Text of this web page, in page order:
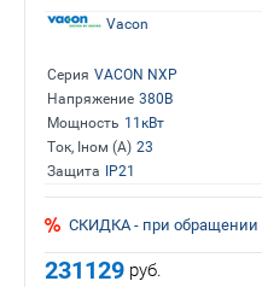
Vacon
Серия VACON NXP
Напряжение 380В
Мощность 11кВт
Ток, Iном (А) 23
Защита
IP21
СКИДКА - при обращении
231129 руб.